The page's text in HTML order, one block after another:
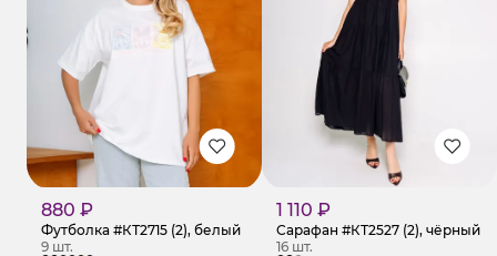
880 ₽
Футболка #КТ2715 (2), белый
9 шт.
1 110 ₽
Сарафан #КТ2527 (2), чёрный
16 шт.